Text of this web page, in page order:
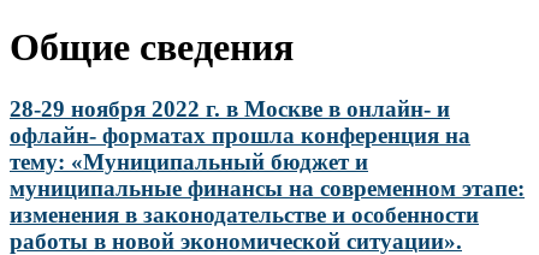
Общие сведения
28-29 ноября 2022 г. в Москве в онлайн- и
офлайн- форматах прошла конференция на
тему: «Муниципальный бюджет и
муниципальные финансы на современном этапе:
изменения в законодательстве и особенности
работы в новой экономической ситуации».